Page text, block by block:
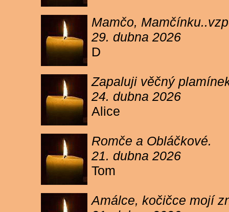
Mamčo,
29. dubna 2026
D
Zapaluji věčný
24. dubna 2026
Alice
Romče a Obláčkové.
21. dubna 2026
Tom
Amálce, kočičce mojí